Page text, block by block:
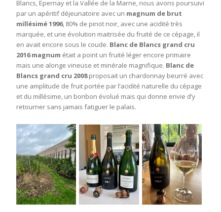
Blancs, Epernay et la Vallée de la Marne, nous avons poursuivi
par un apéritif déjeunatoire avec un magnum de brut
millésimé 1996, 80% de pinot noir, avec une acidité très
marquée, et une évolution maitrisée du fruité de ce cépage, il
en avait encore sous le coude. Blanc de Blancs grand cru
2016 magnum était a point un fruité léger encore primaire
mais une alonge vineuse et minérale magnifique. Blanc de
Blancs grand cru 2008proposait un chardonnay beurré avec
une amplitude de fruit portée par l’acidité naturelle du cépage
et du millésime, un bonbon évolué mais qui donne envie d’y
retourner sans jamais fatiguer le palais.